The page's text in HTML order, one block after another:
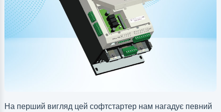
На перший вигляд цей софтстартер нам нагадує певний